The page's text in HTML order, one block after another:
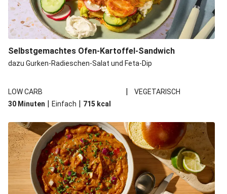
Selbstgemachtes Ofen-Kartoffel-Sandwich
dazu Gurken-Radieschen-Salat und Feta-Dip
LOW CARB |
VEGETARISCH
30 Minuten | Einfach | 715 kcal